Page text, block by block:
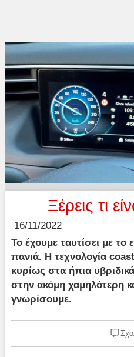
Ξέρεις τι
16/11/2022
Το έχουμε ταυτίσει με το
πανιά. Η τεχνολογία
κυρίως στα ήπια
στην ακόμη χαμηλότερη
γνωρίσουμε.